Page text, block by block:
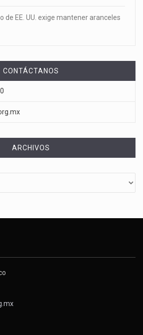
de EE. UU. exige mantener aranceles
CONTÁCTANOS
ARCHIVOS